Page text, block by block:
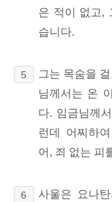
은 적이 없고,
습니다.
5
그는 목숨을
님께서는 온
다. 임금님께
런데 어찌하
어, 죄 없는 피
6
사울은 요나